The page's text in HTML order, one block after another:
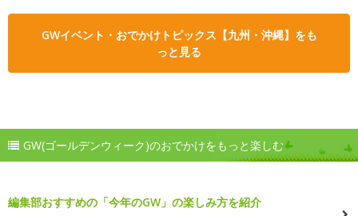
GWイベント・おでかけトピックス【九州・沖縄】をも
っと見る
GW(ゴールデンウィーク)のおでかけをもっと楽しむ
編集部おすすめの「今年のGW」の楽しみ方を紹介